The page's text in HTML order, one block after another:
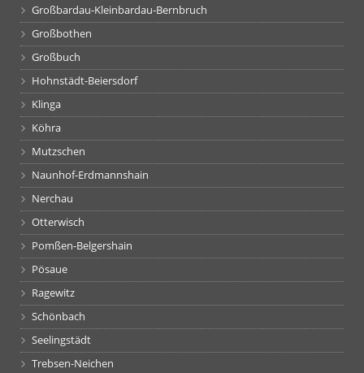
Großbardau-Kleinbardau-Bernbruch
Großbothen
Großbuch
Hohnstädt-Beiersdorf
Klinga
Köhra
Mutzschen
Naunhof-Erdmannshain
Nerchau
Otterwisch
Pomßen-Belgershain
Pösaue
Ragewitz
Schönbach
Seelingstädt
Trebsen-Neichen